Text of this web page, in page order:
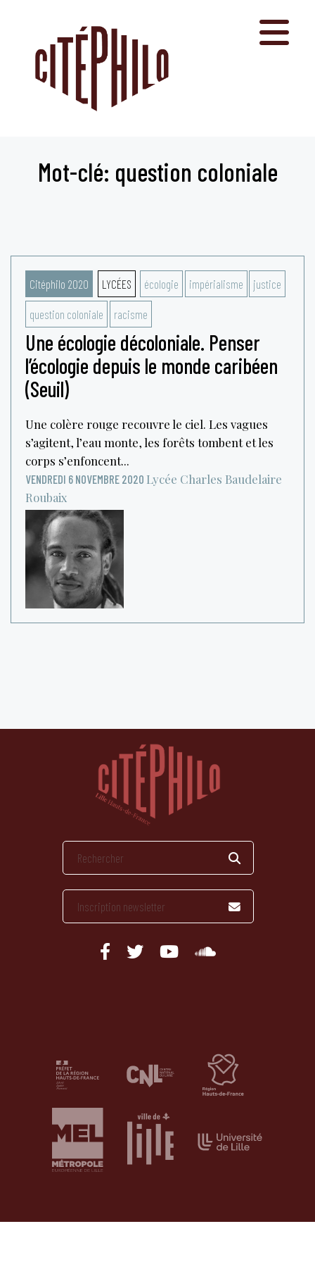
Mot-clé: question coloniale
Citéphilo 2020 LYCÉES écologie impérialisme justice
question coloniale racisme
Une écologie décoloniale. Penser
l’écologie depuis le monde caribéen
(Seuil)
Une colère rouge recouvre le ciel. Les vagues
s’agitent, l’eau monte, les forêts tombent et les
corps s’enfoncent...
VENDREDI 6 NOVEMBRE 2020 Lycée Charles Baudelaire
Roubaix